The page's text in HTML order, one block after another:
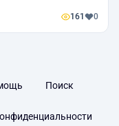
161 0
Поиск